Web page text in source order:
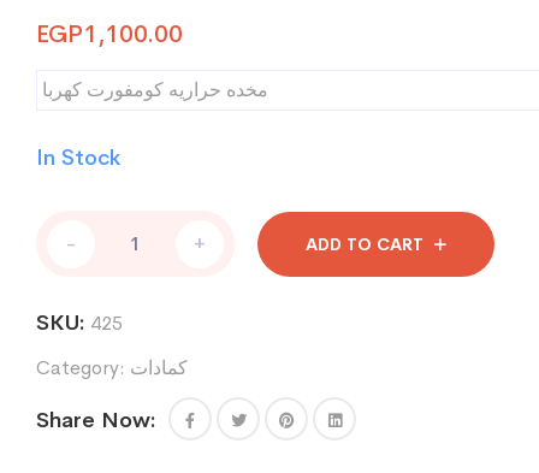
EGP1,100.00
مخده حراريه كومفورت كهربا
In Stock
حراريه
quantity
- + ADD TO CART
SKU: 425
Category: كمادات
Share Now: